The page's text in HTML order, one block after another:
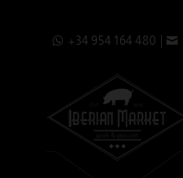
+34 954 164 480